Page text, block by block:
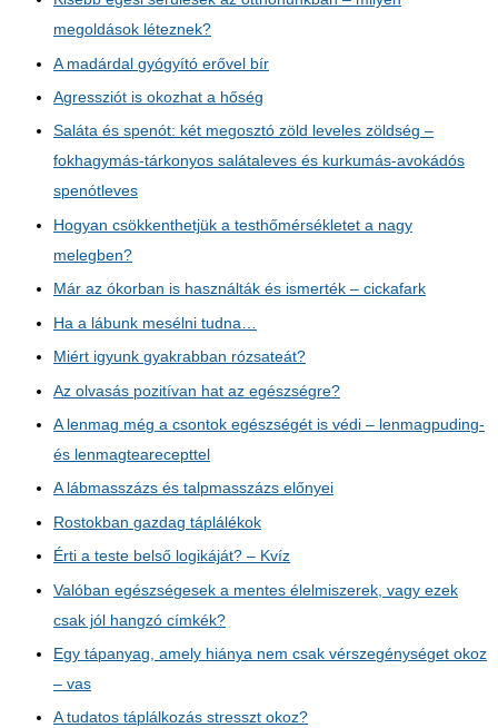
megoldások léteznek?
A madárdal gyógyító erővel bír
Agressziót is okozhat a hőség
Saláta és spenót: két megosztó zöld leveles zöldség –
fokhagymás-tárkonyos salátaleves és kurkumás-avokádós
spenótleves
Hogyan csökkenthetjük a testhőmérsékletet a nagy
melegben?
Már az ókorban is használták és ismerték – cickafark
Ha a lábunk mesélni tudna…
Miért igyunk gyakrabban rózsateát?
Az olvasás pozitívan hat az egészségre?
A lenmag még a csontok egészségét is védi – lenmagpuding-
és lenmagtearecepttel
A lábmasszázs és talpmasszázs előnyei
Rostokban gazdag táplálékok
Érti a teste belső logikáját? – Kvíz
Valóban egészségesek a mentes élelmiszerek, vagy ezek
csak jól hangzó címkék?
Egy tápanyag, amely hiánya nem csak vérszegénységet okoz
– vas
A tudatos táplálkozás stresszt okoz?